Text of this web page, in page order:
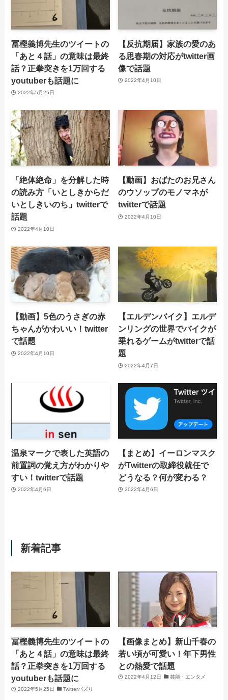
冨樫義博先生のツイートの
「あと４話」の意味は最終
話？正拳突きを1万回する
youtuberも話題に
2022年5月25日
【反抗期届】家族の愛のあ
る思春期の対応がtwitter画
像で話題
2022年4月10日
「絶体絶命」を分解した時
の読み方「いとしきからだ
いとしきいのち」twitterで
話題
2022年4月10日
【動画】おばたのお兄さん
のウソップのモノマネが
twitterで話題
2022年4月10日
【動画】5色のうさぎの赤
ちゃんがかわいい！twitter
で話題
2022年4月10日
【エルデンバイク】エルデ
ンリングの世界でバイクが
乗れるゲームがtwitterで話
題
2022年4月7日
温泉マークで表した英語の
前置詞の覚え方がわかりや
すい！twitterで話題
2022年4月6日
【まとめ】イーロンマスク
がTwitterの取締役就任で
どうなる？何が変わる？
2022年4月6日
新着記事
冨樫義博先生のツイートの
「あと４話」の意味は最終
話？正拳突きを1万回する
youtuberも話題に
2022年5月25日 Twitterバズり
【画像まとめ】新山千春の
若い頃が可愛い！年下男性
との熱愛で話題
2022年4月12日 芸能・エンタメ